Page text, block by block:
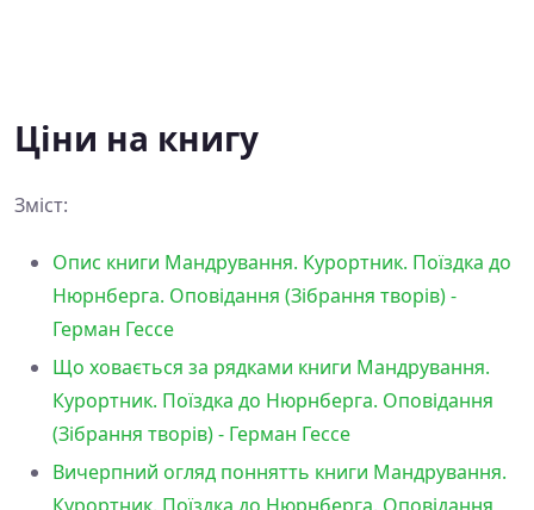
Ціни на книгу
Зміст:
Опис книги Мандрування. Курортник. Поїздка до
Нюрнберга. Оповідання (Зібрання творів) -
Герман Гессе
Що ховається за рядками книги Мандрування.
Курортник. Поїздка до Нюрнберга. Оповідання
(Зібрання творів) - Герман Гессе
Вичерпний огляд поннятть книги Мандрування.
Курортник. Поїздка до Нюрнберга. Оповідання